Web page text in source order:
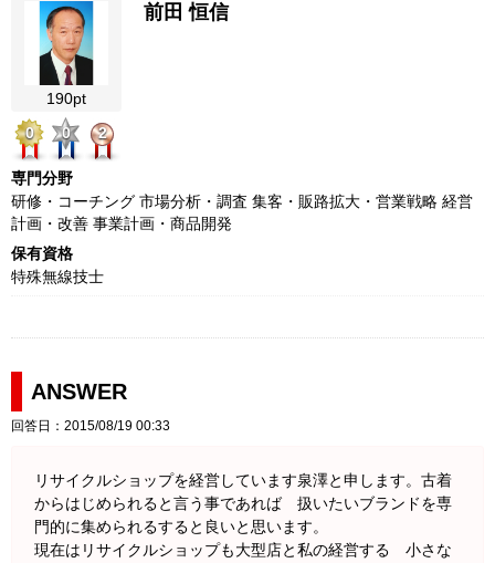
190pt
0
0 2
前田 恒信
専門分野
研修・コーチング 市場分析・調査 集客・販路拡大・営業戦略 経営
計画・改善 事業計画・商品開発
保有資格
特殊無線技士
ANSWER
回答日：2015/08/19 00:33
リサイクルショップを経営しています泉澤と申します。古着
からはじめられると言う事であれば 扱いたいブランドを専
門的に集められるすると良いと思います。
現在はリサイクルショップも大型店と私の経営する 小さな